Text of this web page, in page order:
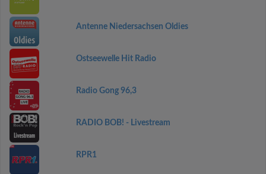
Antenne Niedersachsen Oldies
Ostseewelle Hit Radio
Radio Gong 96,3
RADIO BOB! - Livestream
RPR1